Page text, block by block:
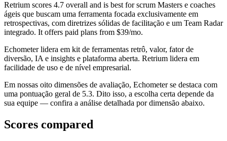
Retrium scores 4.7 overall and is best for scrum Masters e coaches
ágeis que buscam uma ferramenta focada exclusivamente em
retrospectivas, com diretrizes sólidas de facilitação e um Team Radar
integrado. It offers paid plans from $39/mo.
Echometer lidera em kit de ferramentas retrô, valor, fator de
diversão, IA e insights e plataforma aberta. Retrium lidera em
facilidade de uso e de nível empresarial.
Em nossas oito dimensões de avaliação, Echometer se destaca com
uma pontuação geral de 5.3. Dito isso, a escolha certa depende da
sua equipe — confira a análise detalhada por dimensão abaixo.
Scores compared